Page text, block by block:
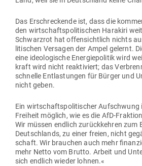
Das Erschre­ckende ist, dass die
den wirt­schafts­po­li­ti­schen Harakiri
Schwarzrot hat offen­sichtlich nichts
li­ti­schen Ver­sagen der Ampel gelernt.
eine ideo­lo­gische Ener­gie­po­litik wird
kraft wird nicht reak­ti­viert; das
schnelle Ent­las­tungen für Bürger und
nicht geben.
Ein wirt­schafts­po­li­ti­scher Auf­schwung
Freiheit möglich, wie es die AfD-
Wir müssen endlich zurück­kehren zum
Deutsch­lands, zu einer freien, nicht
schaft. Wir brauchen auch mehr
mehr Netto vom Brutto. Arbeit und
sich endlich wieder lohnen.«